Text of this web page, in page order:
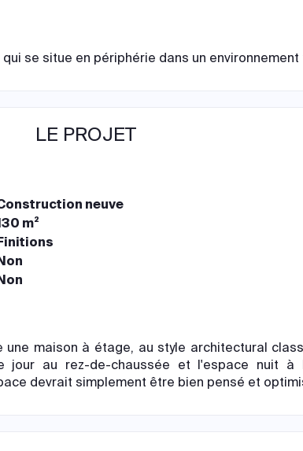
se situe en périphérie dans un
LE PROJET
neuve
m²
une maison à étage, au style architectural
jour au rez-de-chaussée et l'espace nuit à
devrait simplement être bien pensé et